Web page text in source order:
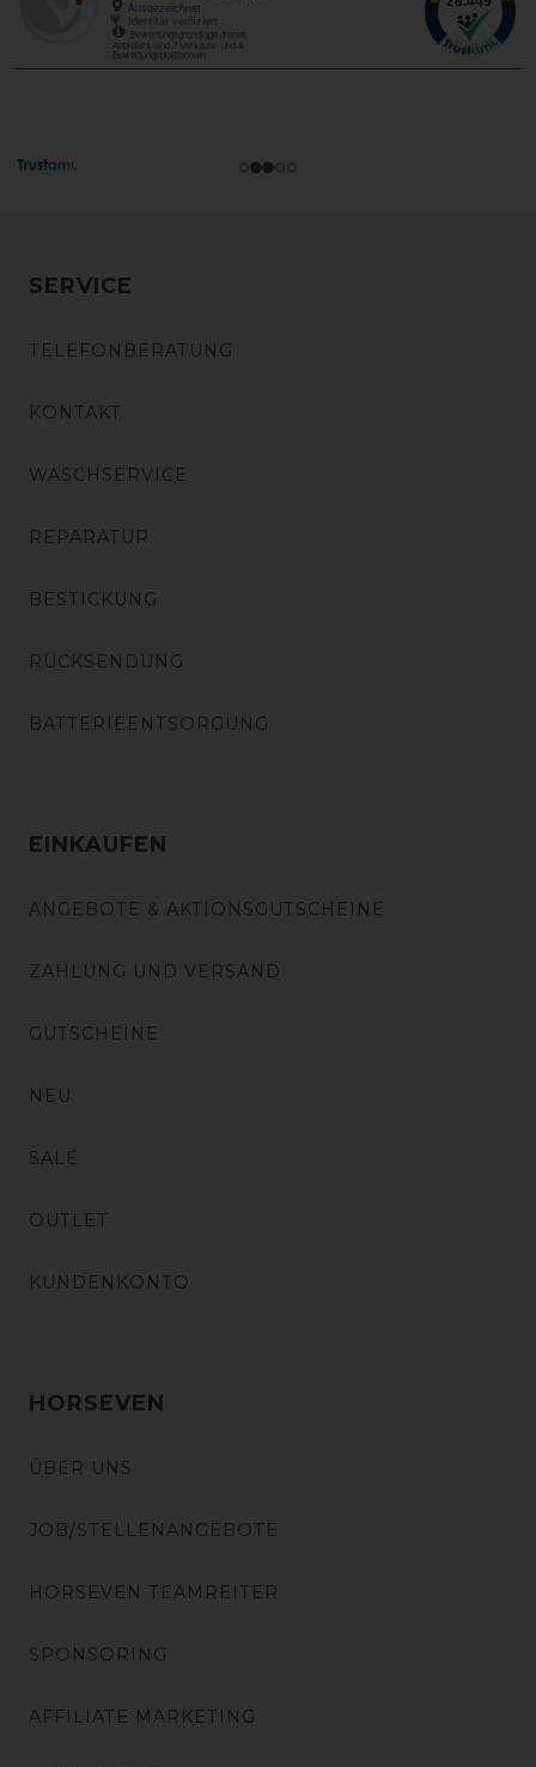
SERVICE
TELEFONBERATUNG
KONTAKT
WASCHSERVICE
REPARATUR
BESTICKUNG
RÜCKSENDUNG
BATTERIEENTSORGUNG
EINKAUFEN
ANGEBOTE & AKTIONSGUTSCHEINE
ZAHLUNG UND VERSAND
GUTSCHEINE
NEU
SALE
OUTLET
KUNDENKONTO
HORSEVEN
ÜBER UNS
JOB/STELLENANGEBOTE
HORSEVEN TEAMREITER
SPONSORING
AFFILIATE MARKETING